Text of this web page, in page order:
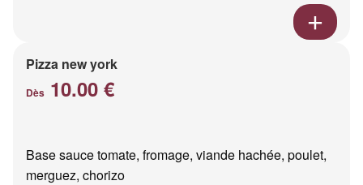
Pizza new york
Dès 10.00 €
Base sauce tomate, fromage, viande hachée, poulet,
merguez, chorizo